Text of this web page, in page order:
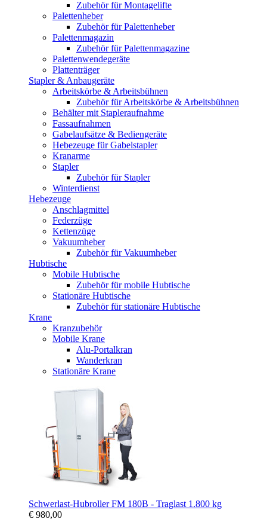
Zubehör für Montagelifte
Palettenheber
Zubehör für Palettenheber
Palettenmagazin
Zubehör für Palettenmagazine
Palettenwendegeräte
Plattenträger
Stapler & Anbaugeräte
Arbeitskörbe & Arbeitsbühnen
Zubehör für Arbeitskörbe & Arbeitsbühnen
Behälter mit Stapleraufnahme
Fassaufnahmen
Gabelaufsätze & Bediengeräte
Hebezeuge für Gabelstapler
Kranarme
Stapler
Zubehör für Stapler
Winterdienst
Hebezeuge
Anschlagmittel
Federzüge
Kettenzüge
Vakuumheber
Zubehör für Vakuumheber
Hubtische
Mobile Hubtische
Zubehör für mobile Hubtische
Stationäre Hubtische
Zubehör für stationäre Hubtische
Krane
Kranzubehör
Mobile Krane
Alu-Portalkran
Wanderkran
Stationäre Krane
Schwerlast-Hubroller FM 180B - Traglast 1.800 kg
€ 980,00